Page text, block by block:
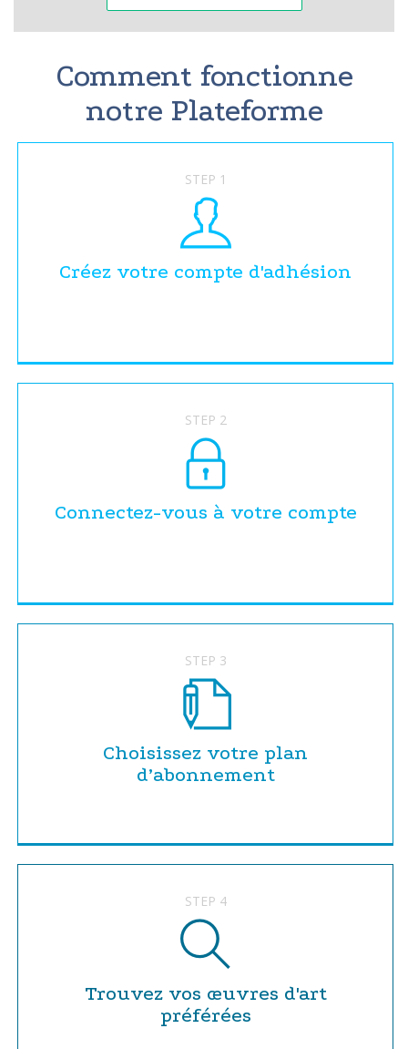
Comment fonctionne
notre Plateforme
STEP 1
Créez votre compte d'adhésion
STEP 2
Connectez-vous à votre compte
STEP 3
Choisissez votre plan
d’abonnement
STEP 4
Trouvez vos œuvres d'art
préférées